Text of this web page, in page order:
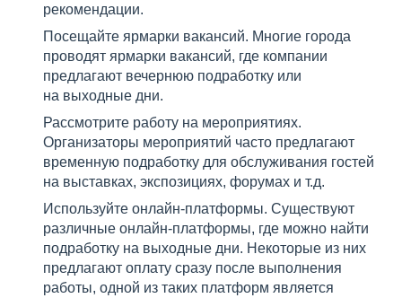
рекомендации.
Посещайте ярмарки вакансий. Многие города
проводят ярмарки вакансий, где компании
предлагают вечернюю подработку или
на выходные дни.
Рассмотрите работу на мероприятиях.
Организаторы мероприятий часто предлагают
временную подработку для обслуживания гостей
на выставках, экспозициях, форумах и т.д.
Используйте онлайн-платформы. Существуют
различные онлайн-платформы, где можно найти
подработку на выходные дни. Некоторые из них
предлагают оплату сразу после выполнения
работы, одной из таких платформ является